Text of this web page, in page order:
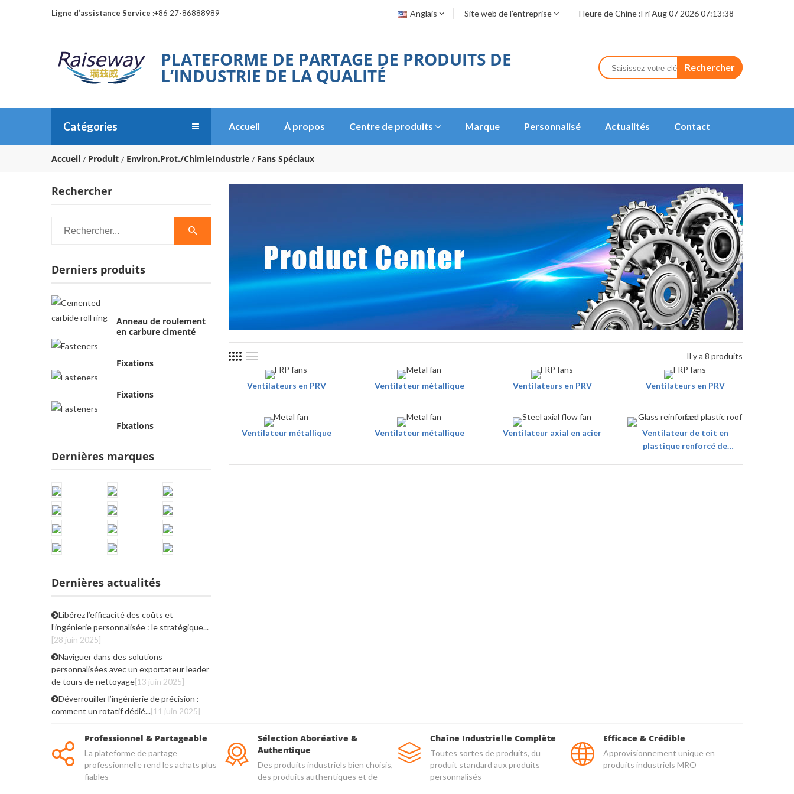
Ligne d’assistance Service :+86 27-86888989 Anglais Site web de l’entreprise Heure de Chine :Fri Aug 07 2026 07:13:38
PLATEFORME DE PARTAGE DE PRODUITS DE
L’INDUSTRIE DE LA QUALITÉ Rechercher
Catégories Accueil À propos Centre de produits Marque Personnalisé Actualités Contact
Accueil Produit Environ.Prot./ChimieIndustrie Fans Spéciaux
Rechercher
Derniers produits
Anneau de roulement
en carbure cimenté
Fixations
Fixations
Fixations
Dernières marques
Dernières actualités
Libérez l’efficacité des coûts et
l’ingénierie personnalisée : le stratégique...
[28 juin 2025]
Naviguer dans des solutions
personnalisées avec un exportateur leader
de tours de nettoyage[13 juin 2025]
Déverrouiller l’ingénierie de précision :
comment un rotatif dédié...[11 juin 2025]
Il y a 8 produits
Ventilateurs en PRV Ventilateur métallique Ventilateurs en PRV Ventilateurs en PRV
Ventilateur métallique Ventilateur métallique Ventilateur axial en acier
Ventilateur de toit en
plastique renforcé de
Professionnel & Partageable
La plateforme de partage
professionnelle rend les achats plus
fiables
Sélection Aboréative &
Authentique
Des produits industriels bien choisis,
des produits authentiques et de
Chaîne Industrielle Complète
Toutes sortes de produits, du
produit standard aux produits
personnalisés
Efficace & Crédible
Approvisionnement unique en
produits industriels MRO